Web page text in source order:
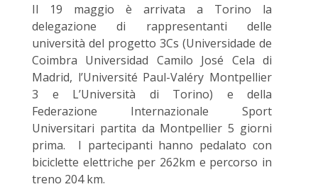
Il 19 maggio è arrivata a Torino la
delegazione di rappresentanti delle
università del progetto 3Cs (Universidade de
Coimbra Universidad Camilo José Cela di
Madrid, l’Université Paul-Valéry Montpellier
3 e L’Università di Torino) e della
Federazione Internazionale Sport
Universitari partita da Montpellier 5 giorni
prima. I partecipanti hanno pedalato con
biciclette elettriche per 262km e percorso in
treno 204 km.